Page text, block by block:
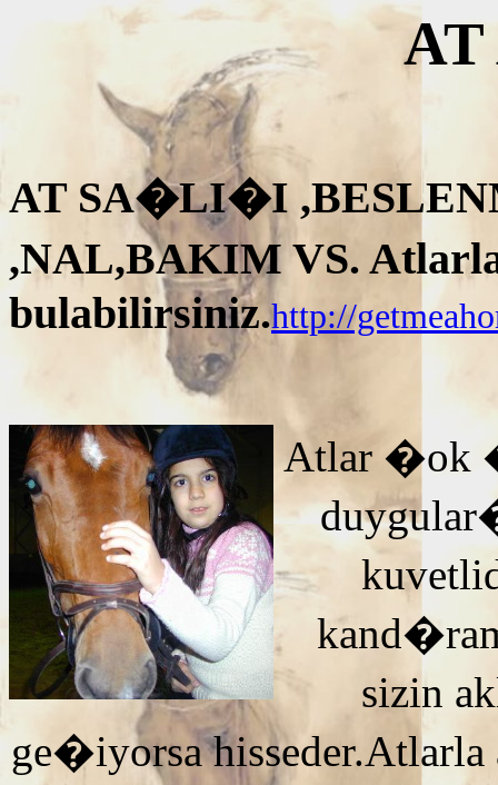
AT SA�LI�I
,NAL,BAKIM VS.
bulabilirsiniz.http://
Atlar �ok
sizin
ge�iyorsa